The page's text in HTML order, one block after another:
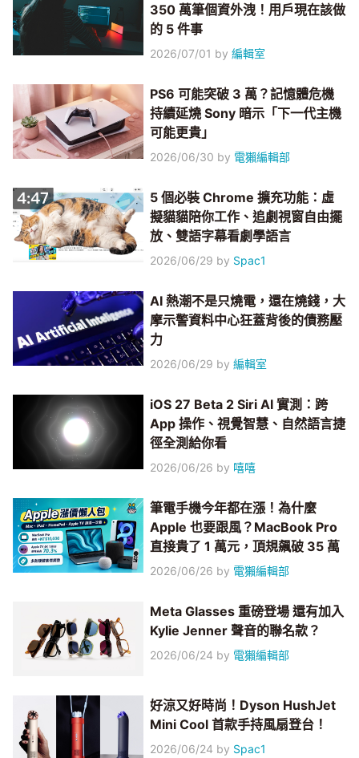
350 萬筆個資外洩！用戶現在該做
的 5 件事
2026/07/01 by編輯室
PS6 可能突破 3 萬？記憶體危機
持續延燒 Sony 暗示「下一代主機
可能更貴」
2026/06/30 by 電獺編輯部
5 個必裝 Chrome 擴充功能：虛
擬貓貓陪你工作、追劇視窗自由擺
放、雙語字幕看劇學語言
2026/06/29 by Spac1
AI 熱潮不是只燒電，還在燒錢，大
摩示警資料中心狂蓋背後的債務壓
力
2026/06/29 by編輯室
iOS 27 Beta 2 Siri AI 實測：跨
App 操作、視覺智慧、自然語言捷
徑全測給你看
2026/06/26 by 嘻嘻
筆電手機今年都在漲！為什麼
Apple 也要跟風？MacBook Pro
直接貴了 1 萬元，頂規飆破 35 萬
2026/06/26 by 電獺編輯部
Meta Glasses 重磅登場 還有加入
Kylie Jenner 聲音的聯名款？
2026/06/24 by 電獺編輯部
好涼又好時尚！Dyson HushJet
Mini Cool 首款手持風扇登台！
2026/06/24 by Spac1